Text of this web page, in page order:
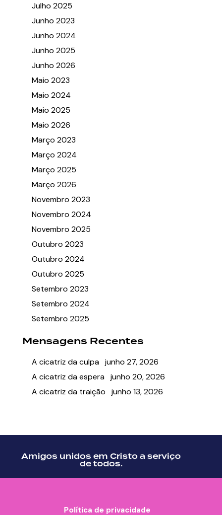
Julho 2025
Junho 2023
Junho 2024
Junho 2025
Junho 2026
Maio 2023
Maio 2024
Maio 2025
Maio 2026
Março 2023
Março 2024
Março 2025
Março 2026
Novembro 2023
Novembro 2024
Novembro 2025
Outubro 2023
Outubro 2024
Outubro 2025
Setembro 2023
Setembro 2024
Setembro 2025
Mensagens Recentes
A cicatriz da culpa junho 27, 2026
A cicatriz da espera junho 20, 2026
A cicatriz da traição
junho 13, 2026
Amigos unidos em Cristo a serviço
de todos.
Política de privacidade